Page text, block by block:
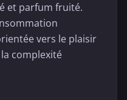
et parfum fruité.
vers le plaisir
complexité